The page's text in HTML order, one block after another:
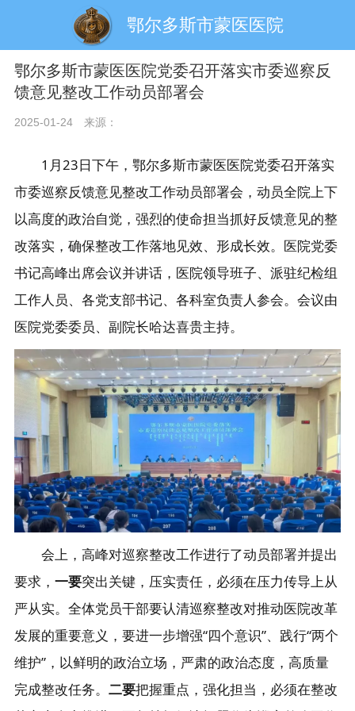
鄂尔多斯市蒙医医院
鄂尔多斯市蒙医医院党委召开落实市委巡察反
馈意见整改工作动员部署会
2025-01-24 来源：
1月23日下午，鄂尔多斯市蒙医医院党委召开落实
市委巡察反馈意见整改工作动员部署会，动员全院上下
以高度的政治自觉，强烈的使命担当抓好反馈意见的整
改落实，确保整改工作落地见效、形成长效。医院党委
书记高峰出席会议并讲话，医院领导班子、派驻纪检组
工作人员、各党支部书记、各科室负责人参会。会议由
医院党委委员、副院长哈达喜贵主持。
会上，高峰对巡察整改工作进行了动员部署并提出
要求，一要突出关键，压实责任，必须在压力传导上从
严从实。全体党员干部要认清巡察整改对推动医院改革
发展的重要意义，要进一步增强“四个意识”、践行“两个
维护”，以鲜明的政治立场，严肃的政治态度，高质量
完成整改任务。二要把握重点，强化担当，必须在整改